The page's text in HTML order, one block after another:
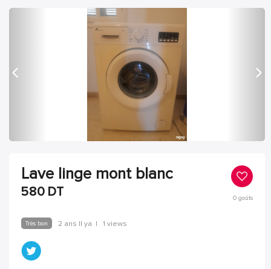
Lave linge mont blanc
580 DT 0goûts
Très bon 2 ans Il ya | 1 views